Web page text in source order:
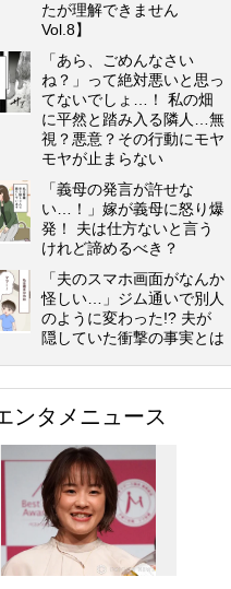
たが理解できません
Vol.8】
「あら、ごめんなさい
ね？」って絶対悪いと思っ
てないでしょ…！ 私の畑
に平然と踏み入る隣人…無
視？悪意？その行動にモヤ
モヤが止まらない
「義母の発言が許せな
い…！」嫁が義母に怒り爆
発！ 夫は仕方ないと言う
けれど諦めるべき？
「夫のスマホ画面がなんか
怪しい…」ジム通いで別人
のように変わった!? 夫が
隠していた衝撃の事実とは
ンタメニュース